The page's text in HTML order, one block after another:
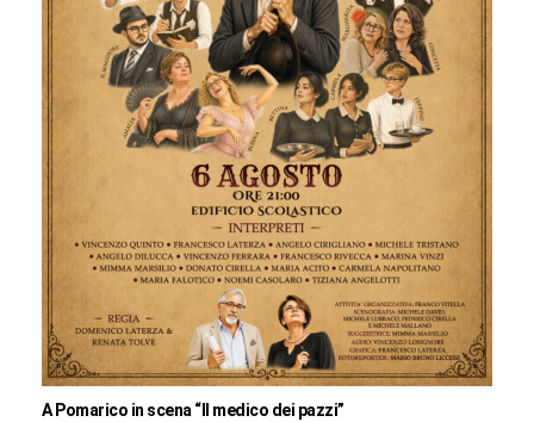
A Pomarico in scena “Il medico dei pazzi”